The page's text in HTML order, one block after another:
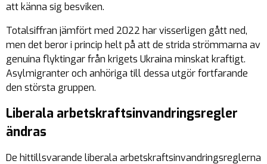
att känna sig besviken.
Totalsiffran jämfört med 2022 har visserligen gått ned,
men det beror i princip helt på att de strida strömmarna av
genuina flyktingar från krigets Ukraina minskat kraftigt.
Asylmigranter och anhöriga till dessa utgör fortfarande
den största gruppen.
Liberala arbetskraftsinvandringsregler
ändras
De hittillsvarande liberala arbetskraftsinvandringsreglerna